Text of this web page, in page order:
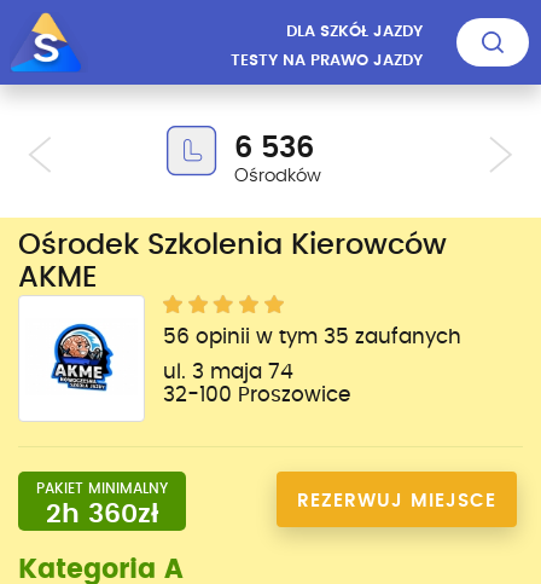
DLA SZKÓŁ JAZDY
TESTY NA PRAWO JAZDY
6 536
Ośrodków
Ośrodek Szkolenia Kierowców
AKME
56 opinii w tym 35 zaufanych
ul. 3 maja 74
32-100 Proszowice
PAKIET MINIMALNY
2h 360zł REZERWUJ MIEJSCE
Kategoria A